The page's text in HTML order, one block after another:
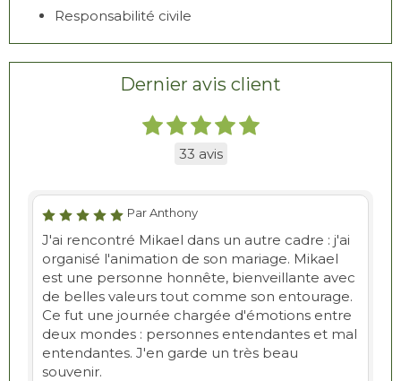
Responsabilité civile
Dernier avis client
33 avis
Par Anthony
J'ai rencontré Mikael dans un autre cadre : j'ai
organisé l'animation de son mariage. Mikael
est une personne honnête, bienveillante avec
de belles valeurs tout comme son entourage.
Ce fut une journée chargée d'émotions entre
deux mondes : personnes entendantes et mal
entendantes. J'en garde un très beau
souvenir.